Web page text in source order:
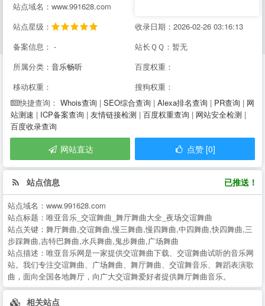
站点域名：www.991628.com
站点星级：
收录日期：2026-02-26 03:16:13
备案信息： -
站长ＱＱ：暂无
所属分类： 音乐畅听
百度权重：
移动权重：
搜狗权重：
快捷查询： Whois查询 | SEO综合查询 | Alexa排名查询 | PR查询 | 网
站测速 | ICP备案查询 | 友情链接检测 | 百度权重查询 | 网站安全检测 |
百度收录查询
网站直达 点赞 [0]
站点信息 已推送！
站点域名： www.991628.com
站点标题： 唯亚音乐_交谊舞曲_舞厅舞曲大全_夜场交谊舞曲
站点关键： 舞厅舞曲,交谊舞曲,慢三舞曲,慢四舞曲,中四舞曲,快四舞曲,三
步踩舞曲,吉特巴舞曲,水兵舞曲,鬼步舞曲,广场舞曲
站点描述： 唯亚音乐网是一家提供交谊舞曲下载、交谊舞曲试听的音乐网
站。我们专注交谊舞曲、广场舞曲、舞厅舞曲、交谊舞音乐、舞蹈表演歌
曲，面向全国各地舞厅，向广大交谊舞爱好者提供舞厅舞曲音乐。
相关站点